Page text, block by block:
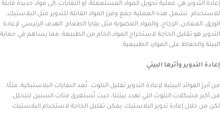
هي عملية تحويل المواد المستعملة، أو النفايات، إلى مواد جديدة قابلة
تشمل هذه العملية جمع وفرز المواد القابلة للتدوير مثل البلاستيك،
الزجاج، والمواد العضوية مثل بقايا الطعام. الهدف الرئيسي لإعادة
تقليل الحاجة لاستخراج المواد الخام من الطبيعة، مما يساهم في حماية
على الموارد الطبيعية.
وأثرها البيئي
البيئية لإعادة التدوير تقليل التلوث. تُعد النفايات البلاستيكية، مثلًا،
التلوث التي تهدد بيئتنا، حيث تُستغرق مئات السنين لتتحلل.
إعادة تدوير البلاستيك، يمكن تقليل الحاجة لاستخدام البلاستيك